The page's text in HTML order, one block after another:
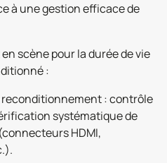
à une gestion efficace de
scène pour la durée de vie
:
reconditionnement : contrôle
systématique de
HDMI,